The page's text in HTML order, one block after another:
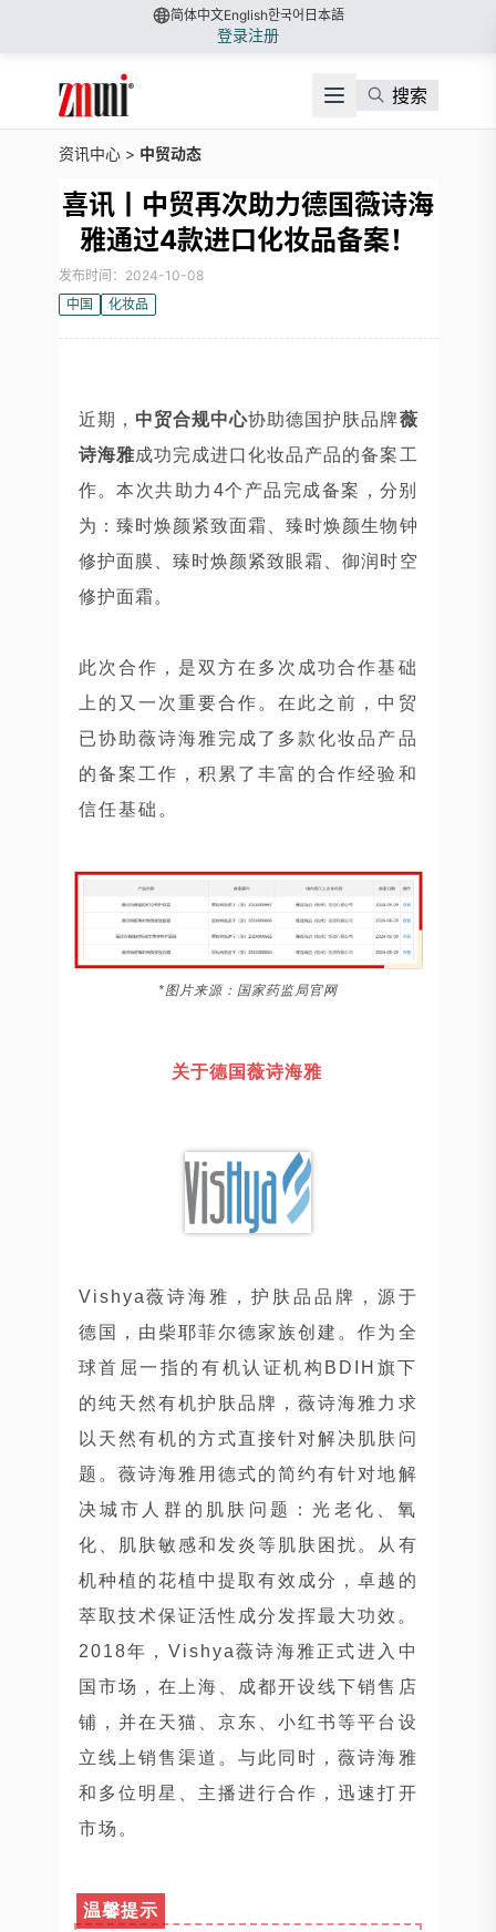
简体中文English한국어 日本語
登录注册
搜索
资讯中心 > 中贸动态
喜讯丨中贸再次助力德国薇诗海
雅通过4款进口化妆品备案！
发布时间：2024-10-08
中国
化妆品
近期， 中贸合规中心协助德国护肤品牌薇
诗海雅成功完成进口化妆品产品的备案工
作。本次共助力4个产品完成备案，分别
为：臻时焕颜紧致面霜、臻时焕颜生物钟
修护面膜、臻时焕颜紧致眼霜、御润时空
修护面霜。
此次合作，是双方在多次成功合作基础
上的又一次重要合作。在此之前，中贸
已协助薇诗海雅完成了多款化妆品产品
的备案工作，积累了丰富的合作经验和
信任基础。
*图片来源：国家药监局官网
关于德国薇诗海雅
Vishya薇诗海雅，护肤品品牌，源于
德国，由柴耶菲尔德家族创建。作为全
球首屈一指的有机认证机构BDIH旗下
的纯天然有机护肤品牌，薇诗海雅力求
以天然有机的方式直接针对解决肌肤问
题。薇诗海雅用德式的简约有针对地解
决城市人群的肌肤问题：光老化、氧
化、肌肤敏感和发炎等肌肤困扰。从有
机种植的花植中提取有效成分，卓越的
萃取技术保证活性成分发挥最大功效。
2018年，Vishya薇诗海雅正式进入中
国市场，在上海、成都开设线下销售店
铺，并在天猫、京东、小红书等平台设
立线上销售渠道。与此同时，薇诗海雅
和多位明星、主播进行合作，迅速打开
市场。
温馨提示